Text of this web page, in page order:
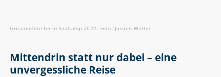
Gruppenfoto beim SpaCamp 2022. Foto: Jasmin Walter
Mittendrin statt nur dabei – eine
unvergessliche Reise